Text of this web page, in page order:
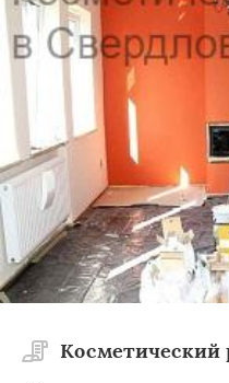
Косметический